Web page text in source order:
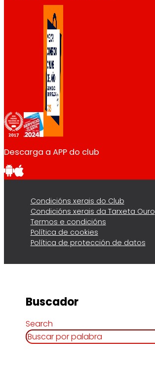
Descarga a APP do club
Condicións xerais do Club
Condicións xerais da Tarxeta Ouro
Termos e condicións
Política de cookies
Política de protección de datos
Buscador
Search